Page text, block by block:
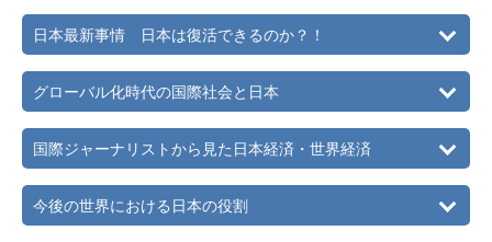
2006年
4月から名古屋外国語大学現代国際学部教授に就任
2010年
4月 名古屋外国語大学・大学院客員教授。傍ら、名古屋テ
レビ、東海テレビ、岐阜放送、中京テレビ、毎日放送など
に出演。雑誌、新聞などへの寄稿執筆も続けながら、講演
日本最新事情 日本は復活できるのか？！
グローバル化時代の国際社会と日本
国際ジャーナリストから見た日本経済・世界経済
今後の世界における日本の役割